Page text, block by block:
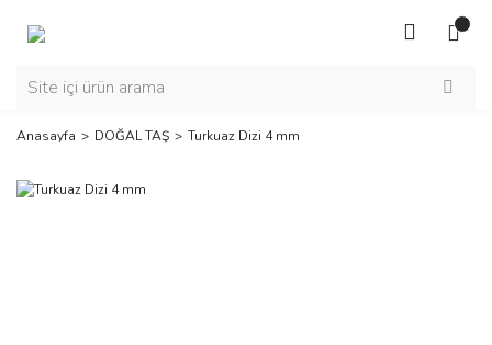
Anasayfa DOĞAL TAŞ Turkuaz Dizi 4 mm